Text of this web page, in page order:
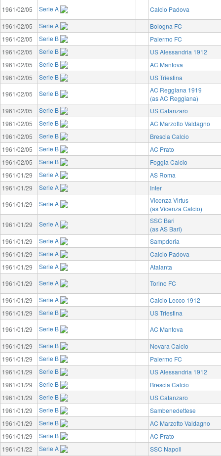
1961/02/05
Serie A
Calcio Padova
1961/02/05
Serie A
Bologna FC
1961/02/05
Serie B
Palermo FC
1961/02/05
Serie B
US Alessandria 1912
1961/02/05
Serie B
AC Mantova
1961/02/05
Serie B
US Triestina
1961/02/05
Serie B
AC Reggiana 1919
(as AC Reggiana)
1961/02/05
Serie B
US Catanzaro
1961/02/05
Serie B
AC Marzotto Valdagno
1961/02/05
Serie B
Brescia Calcio
1961/02/05
Serie B
AC Prato
1961/02/05
Serie B
Foggia Calcio
1961/01/29
Serie A
AS Roma
1961/01/29
Serie A
Inter
1961/01/29
Serie A
Vicenza Virtus
(as Vicenza Calcio)
1961/01/29
Serie A
SSC Bari
(as AS Bari)
1961/01/29
Serie A
Sampdoria
1961/01/29
Serie A
Calcio Padova
1961/01/29
Serie A
Atalanta
1961/01/29
Serie A
Torino FC
1961/01/29
Serie A
Calcio Lecco 1912
1961/01/29
Serie B
US Triestina
1961/01/29
Serie B
AC Mantova
1961/01/29
Serie B
Novara Calcio
1961/01/29
Serie B
Palermo FC
1961/01/29
Serie B
US Alessandria 1912
1961/01/29
Serie B
Brescia Calcio
1961/01/29
Serie B
US Catanzaro
1961/01/29
Serie B
Sambenedettese
1961/01/29
Serie B
AC Marzotto Valdagno
1961/01/29
Serie B
AC Prato
1961/01/22
Serie A
SSC Napoli